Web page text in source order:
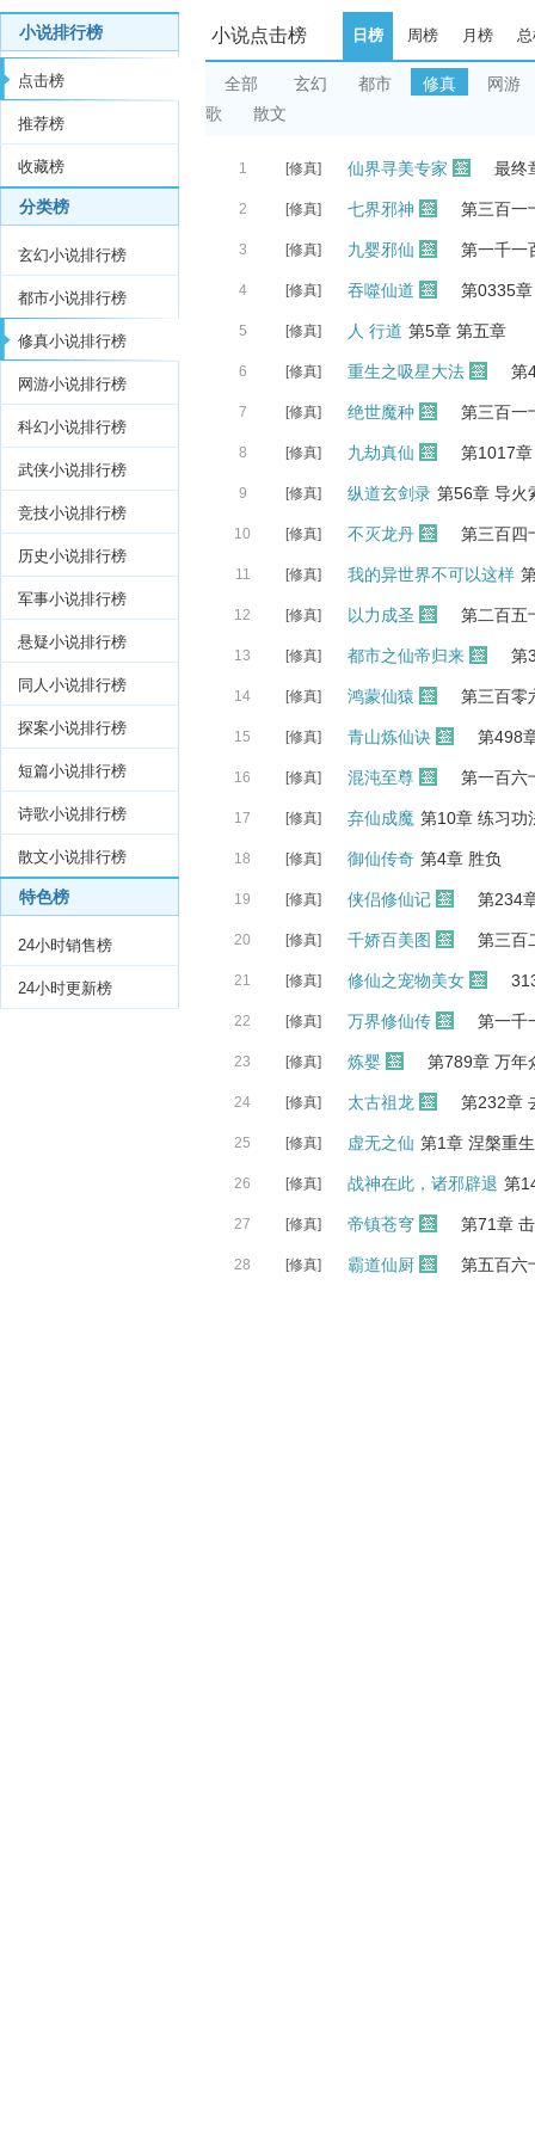
小说排行榜
点击榜
推荐榜
收藏榜
分类榜
玄幻小说排行榜
都市小说排行榜
修真小说排行榜
网游小说排行榜
科幻小说排行榜
武侠小说排行榜
竞技小说排行榜
历史小说排行榜
军事小说排行榜
悬疑小说排行榜
同人小说排行榜
探案小说排行榜
短篇小说排行榜
诗歌小说排行榜
散文小说排行榜
特色榜
24小时销售榜
24小时更新榜
小说点击榜 日榜 周榜 月榜
全部 玄幻 都市 修真
网游
歌
散文
1 [修真] 仙界寻美专家 最终
2 [修真] 七界邪神 第三百一
3 [修真] 九婴邪仙 第一千一
4 [修真] 吞噬仙道 第0335
5 [修真] 人 行道 第5章 第五章
6 [修真] 重生之吸星大法 第
7 [修真] 绝世魔种 第三百一
8 [修真] 九劫真仙 第1017
9 [修真] 纵道玄剑录 第56章 导火
10 [修真] 不灭龙丹 第三百四
11 [修真] 我的异世界不可以这样
12 [修真] 以力成圣 第二百五
13 [修真] 都市之仙帝归来 第
14 [修真] 鸿蒙仙猿 第三百零
15 [修真] 青山炼仙诀 第498
16 [修真] 混沌至尊 第一百六
17 [修真] 弃仙成魔 第10章 练习功
18 [修真] 御仙传奇 第4章 胜负
19 [修真] 侠侣修仙记 第234
20 [修真] 千娇百美图 第三百
21 [修真] 修仙之宠物美女
22 [修真] 万界修仙传 第一千
23 [修真] 炼婴 第789章 万年
24 [修真] 太古祖龙 第232章
25 [修真] 虚无之仙 第1章 涅槃重生
26 [修真] 战神在此，诸邪辟退 第
27 [修真] 帝镇苍穹 第71章
28 [修真] 霸道仙厨 第五百六